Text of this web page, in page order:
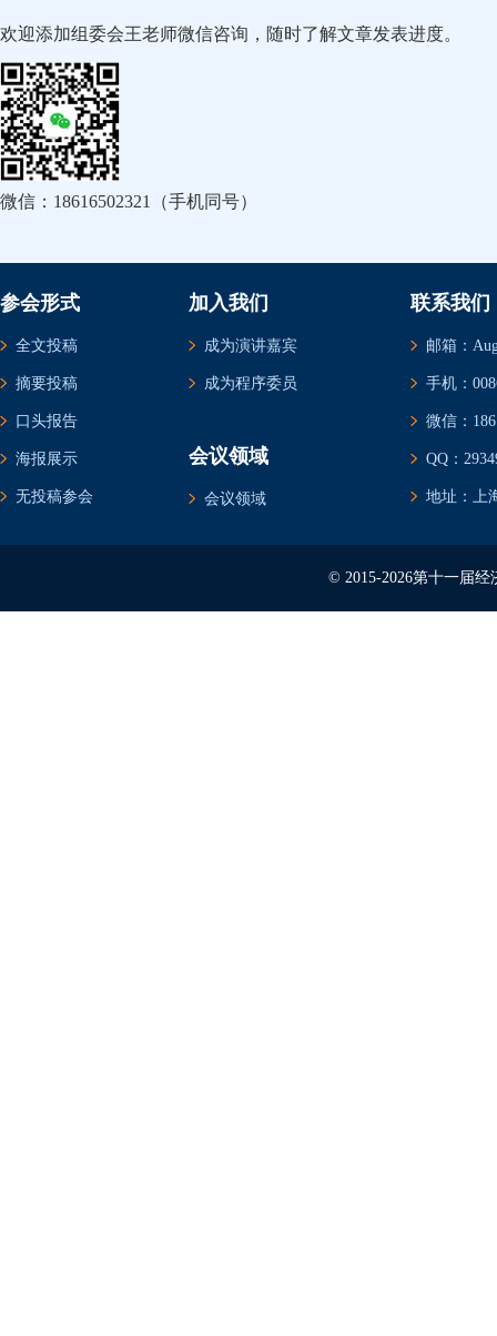
欢迎添加组委会王老师微信咨询，随时了解文章发表进度。
微信：18616502321（手机同号）
参会形式
全文投稿
摘要投稿
口头报告
海报展示
无投稿参会
加入我们
成为演讲嘉宾
成为程序委员
会议领域
会议领域
联系我们
邮箱：
手机：
微信：
QQ：
地址：上
© 2015-2026第十一届